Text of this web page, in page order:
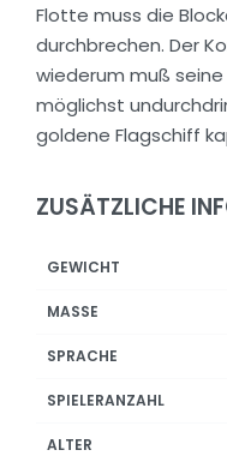
Flotte muss die
durchbrechen. Der
wiederum muß
möglichst
goldene Flagschiff
ZUSÄTZLICHE
GEWICHT
MASSE
SPRACHE
SPIELERANZAHL
ALTER